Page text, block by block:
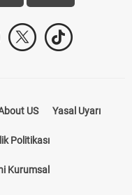
US Yasal Uyarı
Politikası
Kurumsal